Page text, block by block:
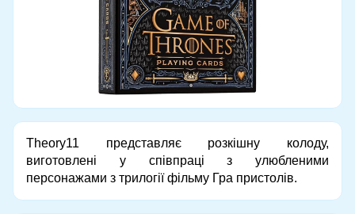
Theory11 представляє розкішну колоду,
виготовлені у співпраці з улюбленими
персонажами з трилогії фільму Гра пристолів.